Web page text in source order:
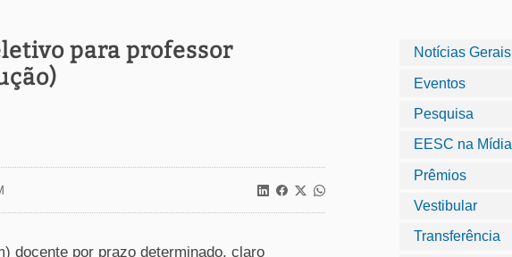
para professor
docente por prazo determinado, claro
Notícias Gerais
Eventos
Pesquisa
EESC na Mídia
Prêmios
Vestibular
Transferência